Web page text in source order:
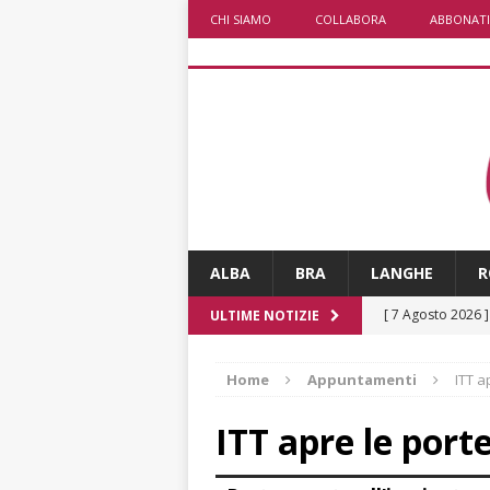
CHI SIAMO COLLABORA ABBONATI
ALBA BRA LANGHE
ULTIME NOTIZIE [ 7 Agosto 2026 ]
[ 7 Agosto 2026
non cancellano
[ 7 Agosto 2026 ]
Home Appuntamenti ITT
ITT apre le